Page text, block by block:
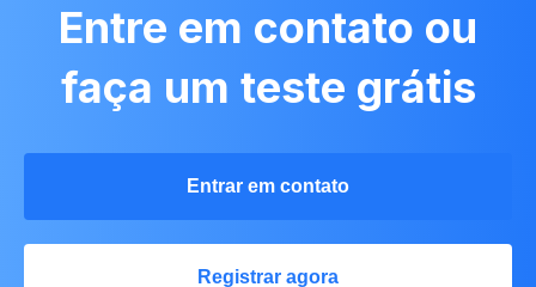
Entre em contato ou
faça um teste grátis
Entrar em contato
Registrar agora